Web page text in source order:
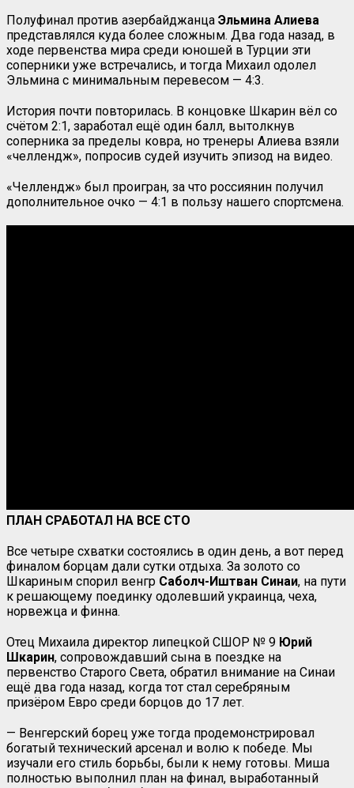
Полуфинал против азербайджанца Эльмина Алиева
представлялся куда более сложным. Два года назад, в
ходе первенства мира среди юношей в Турции эти
соперники уже встречались, и тогда Михаил одолел
Эльмина с минимальным перевесом — 4:3.
История почти повторилась. В концовке Шкарин вёл со
счётом 2:1, заработал ещё один балл, вытолкнув
соперника за пределы ковра, но тренеры Алиева взяли
«челлендж», попросив судей изучить эпизод на видео.
«Челлендж» был проигран, за что россиянин получил
дополнительное очко — 4:1 в пользу нашего спортсмена.
ПЛАН СРАБОТАЛ НА ВСЕ СТО
Все четыре схватки состоялись в один день, а вот перед
финалом борцам дали сутки отдыха. За золото со
Шкариным спорил венгр Саболч-Иштван Синаи, на пути
к решающему поединку одолевший украинца, чеха,
норвежца и финна.
Отец Михаила директор липецкой СШОР № 9 Юрий
Шкарин, сопровождавший сына в поездке на
первенство Старого Света, обратил внимание на Синаи
ещё два года назад, когда тот стал серебряным
призёром Евро среди борцов до 17 лет.
— Венгерский борец уже тогда продемонстрировал
богатый технический арсенал и волю к победе. Мы
изучали его стиль борьбы, были к нему готовы. Миша
полностью выполнил план на финал, выработанный